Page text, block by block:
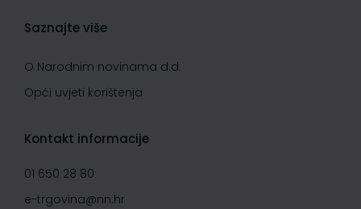
Saznajte više
O Narodnim novinama d.d.
Opći uvjeti korištenja
Kontakt informacije
01 650 28 80
e-trgovina@nn.hr